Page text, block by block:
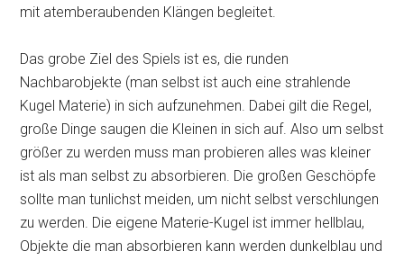
mit atemberaubenden Klängen begleitet.
Das grobe Ziel des Spiels ist es, die runden
Nachbarobjekte (man selbst ist auch eine strahlende
Kugel Materie) in sich aufzunehmen. Dabei gilt die Regel,
große Dinge saugen die Kleinen in sich auf. Also um selbst
größer zu werden muss man probieren alles was kleiner
ist als man selbst zu absorbieren. Die großen Geschöpfe
sollte man tunlichst meiden, um nicht selbst verschlungen
zu werden. Die eigene Materie-Kugel ist immer hellblau,
Objekte die man absorbieren kann werden dunkelblau und